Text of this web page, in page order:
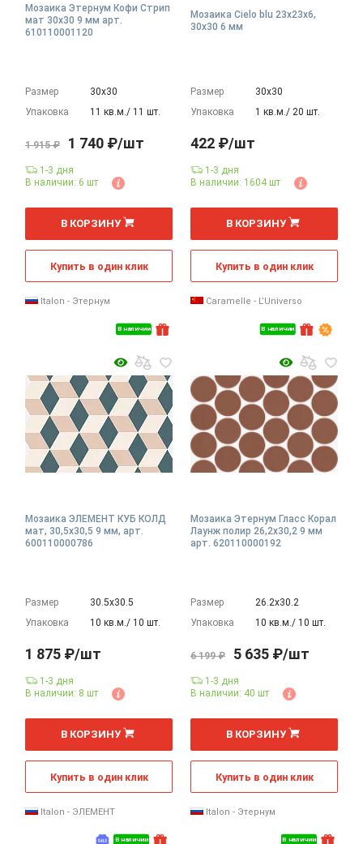
Мозаика Этернум Кофи Стрип
мат 30x30 9 мм арт.
610110001120
Размер
30х30
Упаковка
11 кв.м./ 11 шт.
В наличии
1 915 ₽ 1 740 ₽/шт
1-3 дня
В наличии: 6 шт
В КОРЗИНУ
Купить в один клик
Italon - Этернум
Мозаика Cielo blu 23x23x6,
30x30 6 мм
Размер
30х30
Упаковка
1 кв.м./ 20 шт.
В наличии
422 ₽/шт
1-3 дня
В наличии: 1604 шт
шт
В КОРЗИНУ
Купить в один клик
Caramelle - L’Universo
Мозаика ЭЛЕМЕНТ КУБ КОЛД
мат, 30,5x30,5 9 мм, арт.
600110000786
Размер
30.5х30.5
Упаковка
10 кв.м./ 10 шт.
В наличии
1 875 ₽/шт
1-3 дня
В наличии: 8 шт
В КОРЗИНУ
Купить в один клик
Italon - ЭЛЕМЕНТ
Мозаика Этернум Гласс Корал
Лаунж полир 26,2x30,2 9 мм
арт. 620110000192
Размер
26.2х30.2
Упаковка
10 кв.м./ 10 шт.
В наличии
6 199 ₽ 5 635 ₽/шт
1-3 дня
В наличии: 40 шт
В КОРЗИНУ
Купить в один клик
Italon - Этернум